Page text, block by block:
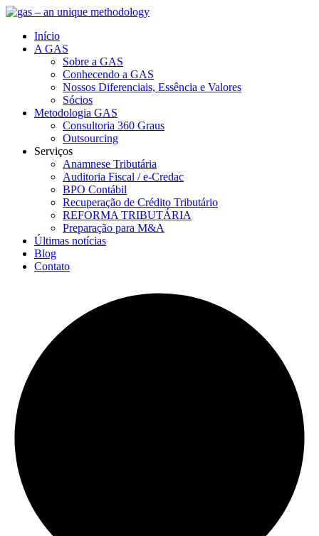
Início
A GAS
Sobre a GAS
Conhecendo a GAS
Nossos Diferenciais, Essência e Valores
Sócios
Metodologia GAS
Consultoria 360 Graus
Outsourcing
Serviços
Anamnese Tributária
Auditoria Fiscal / e-Credac
BPO Contábil
Recuperação de Crédito Tributário
REFORMA TRIBUTÁRIA
Preparação para M&A
Últimas notícias
Blog
Contato